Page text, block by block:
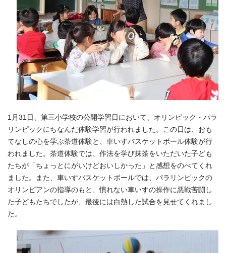
1月31日、第三小学校の公開学習日において、オリンピック・パラ
リンピックにちなんだ体験学習が行われました。この日は、おも
てなしの心を学ぶ茶道体験と、車いすバスケットボール体験が行
われました。茶道体験では、作法を学び抹茶をいただいた子ども
たちが「ちょっとにがいけどおいしかった」と感想をのべてくれ
ました。また、車いすバスケットボールでは、パラリンピックの
オリンピアンの指導のもと、慣れない車いすの操作に悪戦苦闘し
た子どもたちでしたが、最後には白熱した試合を見せてくれまし
た。